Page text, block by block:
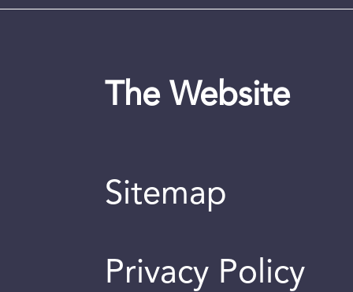
The Website
Sitemap
Privacy Policy